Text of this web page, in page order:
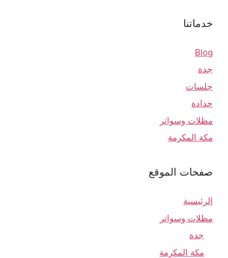
خدماتنا
Blog
جدة
جلسات
حدادة
مظلات وسواتر
مكة المكرمة
صفحات الموقع
الرئيسية
مظلات وسواتر
جدة
مكة المكرمة